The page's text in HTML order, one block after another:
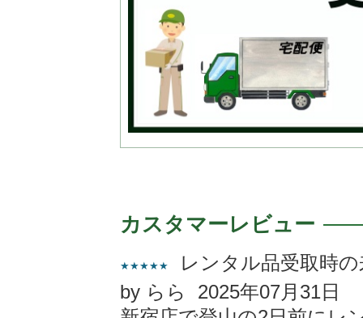
カスタマーレビュー
★★★★★
レンタル品受取時
by らら 2025年07月31日